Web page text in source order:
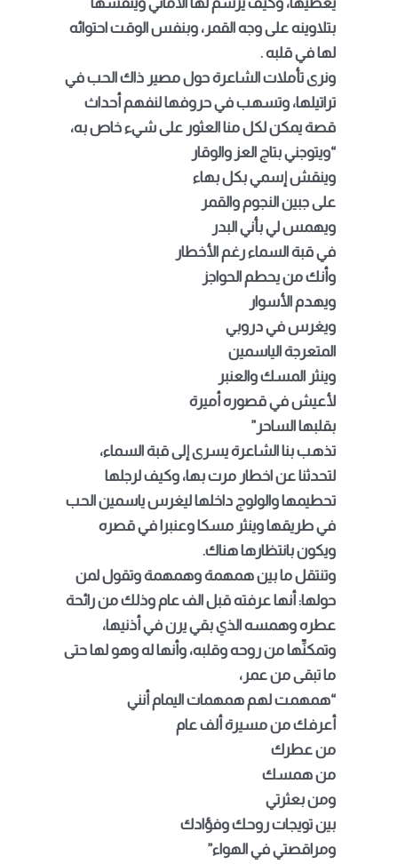
يعطيها، وكيف يرسم لها الأماني وينقشها
بتلاوينه على وجه القمر، وبنفس الوقت احتوائه
لها في قلبه .
ونرى تأملات الشاعرة حول مصير ذاك الحب في
تراتيلها، وتسهب في حروفها لنفهم أحداث
قصة يمكن لكل منا العثور على شيء خاص به،
“ويتوجني بتاج العز والوقار
وينقش إسمي بكل بهاء
على جبين النجوم والقمر
ويهمس لي بأني البدر
في قبة السماء رغم الأخطار
وأنك من يحطم الحواجز
ويهدم الأسوار
ويغرس في دروبي
المتعرجة الياسمين
وينثر المسك والعنبر
لأعيش في قصوره أميرة
بقلبها الساحر”
تذهب بنا الشاعرةيسرى إلى قبة السماء،
لتحدثنا عن اخطار مرت بها، وكيف لرجلها
تحطيمها والولوج داخلها ليغرس ياسمين الحب
في طريقها وينثر مسكا وعنبرا في قصره
ويكون بانتظارها هناك.
وتنتقل ما بين همهمة وهمهمة وتقول لمن
حولها: أنها عرفته قبل الف عام وذلك من رائحة
عطره وهمسه الذي بقي يرن في أذنيها،
وتمكنِّها من روحه وقلبه، وأنها له وهو لها حتى
ما تبقى من عمر،
“همهمت لهم همهمات اليمام أنني
أعرفك من مسيرة ألف عام
من عطرك
من همسك
ومن بعثرتي
بين تويجات روحك وفؤادك
ومراقصتي في الهواء”